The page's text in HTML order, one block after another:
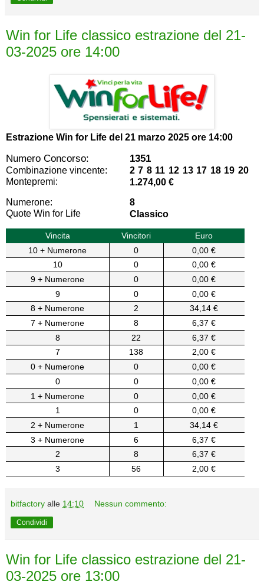
Win for Life classico estrazione del 21-
03-2025 ore 14:00
Estrazione Win for Life del 21 marzo 2025 ore 14:00
Numero Concorso: 1351
Combinazione vincente:
2 7 8 11 12 13 17 18 19 20
Montepremi:
1.274,00 €
Numerone:
8
Quote Win for Life
Classico
Vincita Vincitori
Euro
10 + Numerone
0
0,00 €
10
0
0,00 €
9 + Numerone
0
0,00 €
9
0
0,00 €
8 + Numerone
2
34,14 €
7 + Numerone
8
6,37 €
8
22
6,37 €
7
138
2,00 €
0 + Numerone
0
0,00 €
0
0
0,00 €
1 + Numerone
0
0,00 €
1
0
0,00 €
2 + Numerone
1
34,14 €
3 + Numerone
6
6,37 €
2
8
6,37 €
3
56 2,00 €
bitfactory alle 14:10 Nessun commento:
Condividi
Win for Life classico estrazione del 21-
03-2025 ore 13:00